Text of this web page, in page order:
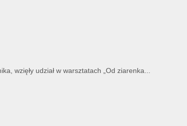
wzięły udział w warsztatach „Od ziarenka...